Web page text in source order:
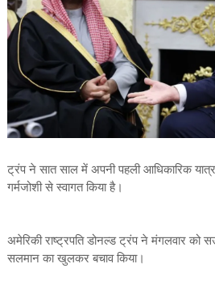
ट्रंप ने सात साल में अपनी पहली आधिकारिक
गर्मजोशी से स्वागत किया है।
अमेरिकी राष्ट्रपति डोनल्ड ट्रंप ने मंगलवार को
सलमान का खुलकर बचाव किया।